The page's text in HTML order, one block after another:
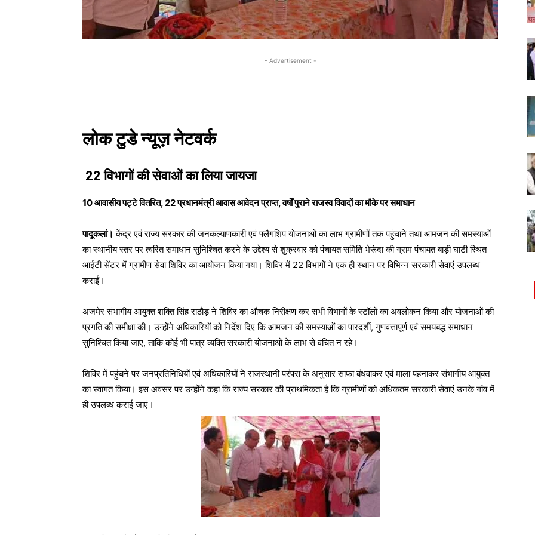
- Advertisement -
लोक टुडे न्यूज़ नेटवर्क
22 विभागों की सेवाओं का लिया जायजा
10 आवासीय पट्टे वितरित, 22 प्रधानमंत्री आवास आवेदन प्राप्त, वर्षों पुराने राजस्व विवादों का मौके पर समाधान
पादूकलां। केंद्र एवं राज्य सरकार की जनकल्याणकारी एवं फ्लैगशिप योजनाओं का लाभ ग्रामीणों तक पहुंचाने तथा आमजन की समस्याओं
का स्थानीय स्तर पर त्वरित समाधान सुनिश्चित करने के उद्देश्य से शुक्रवार को पंचायत समिति भेरूंदा की ग्राम पंचायत बाड़ी घाटी स्थित
आईटी सेंटर में ग्रामीण सेवा शिविर का आयोजन किया गया। शिविर में 22 विभागों ने एक ही स्थान पर विभिन्न सरकारी सेवाएं उपलब्ध
कराईं।
अजमेर संभागीय आयुक्त शक्ति सिंह राठौड़ ने शिविर का औचक निरीक्षण कर सभी विभागों के स्टॉलों का अवलोकन किया और योजनाओं की
प्रगति की समीक्षा की। उन्होंने अधिकारियों को निर्देश दिए कि आमजन की समस्याओं का पारदर्शी, गुणवत्तापूर्ण एवं समयबद्ध समाधान
सुनिश्चित किया जाए, ताकि कोई भी पात्र व्यक्ति सरकारी योजनाओं के लाभ से वंचित न रहे।
शिविर में पहुंचने पर जनप्रतिनिधियों एवं अधिकारियों ने राजस्थानी परंपरा के अनुसार साफा बंधवाकर एवं माला पहनाकर संभागीय आयुक्त
का स्वागत किया। इस अवसर पर उन्होंने कहा कि राज्य सरकार की प्राथमिकता है कि ग्रामीणों को अधिकतम सरकारी सेवाएं उनके गांव में
ही उपलब्ध कराई जाएं।